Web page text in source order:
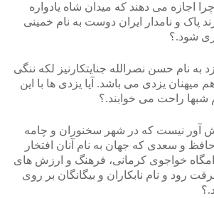
اجازه می دهند که میدان شاه یادواره
پاک و نامدار ایران دوست به نام خمینی
شود.؟
به نام حسن نصرالله جنایتکارنیز لکه ننگی
میهنان یزدی می باشد. آیا یزدی ها با این
شبها راحت می خوابند.؟
آور نیست که در شهر سخنوران و چامه
و سعدی که جهان به نام آنان افتخار
خواجوی کرمانی، فرهنگ و ارزش های
رود و نام نابکاران و بیگانگان بر روی